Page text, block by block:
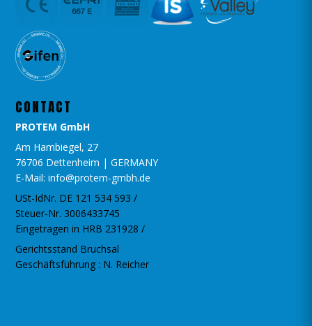
CONTACT
PROTEM GmbH
Am Hambiegel, 27
76706 Dettenheim | GERMANY
E-Mail: info@protem-gmbh.de
USt-IdNr. DE 121 534 593 /
Steuer-Nr. 3006433745
Eingetragen in HRB 231928 /
Gerichtsstand Bruchsal
Geschäftsführung : N. Reicher